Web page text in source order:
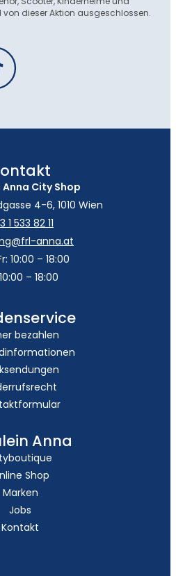
dieser Aktion ausgeschlossen.
Anna City Shop
4-6, 1010 Wien
1 533 82 11
anna.at
10:00 – 18:00
– 18:00
bezahlen
Anna
Shop
Marken
Jobs
Kontakt